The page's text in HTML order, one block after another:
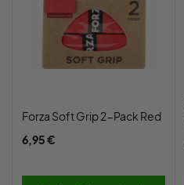
Forza Soft Grip 2-Pack Red
6,95 €